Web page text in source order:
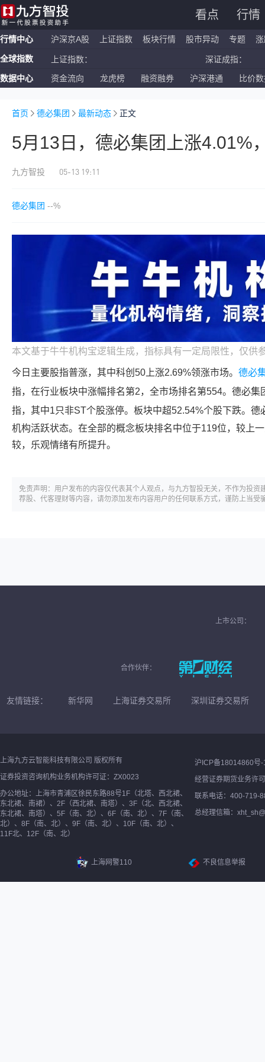
看点 行情
行情中心 沪深京A股 上证指数 板块行情 股市异动 专题
全球指数 上证指数： 深证成指：
恒生指数： 国企指数：
数据中心 资金流向 龙虎榜 融资融券 沪深港通 比价
首页 德必集团 最新动态 正文
5月13日，德必集团上涨4.01%
九方智投 05-13 19:11
德必集团 --%
本文基于牛牛机构宝逻辑生成，指标具有一定局限性，仅供
今日主要股指普涨，其中科创50上涨2.69%领涨市场。 德必
指，在行业板块中涨幅排名第2，全市场排名第554。 德必集
指，其中1只非ST个股涨停。板块中超52.54%个股下跌。 德
机构活跃状态。在全部的概念板块排名中位于119位，较上
较，乐观情绪有所提升。
免责声明：用户发布的内容仅代表其个人观点，与九方智投无关，不作为投
荐股、代客理财等内容，请勿添加发布内容用户的任何联系方式，谨防上当受
上市公司：
合作伙伴：
友情链接： 新华网 上海证券交易所 深圳证券交易所
上海九方云智能科技有限公司 版权所有
证券投资咨询机构业务机构许可证：ZX0023
办公地址：上海市青浦区徐民东路88号1F（北塔、西北裙、
东北裙、南裙）、2F（西北裙、南塔）、3F（北、西北裙、
东北裙、南塔）、5F（南、北）、6F（南、北）、7F（南、
北）、8F（南、北）、9F（南、北）、10F（南、北）、
11F北、12F（南、北）
沪ICP备18014860号-
经营证券期货业务许
联系电话：400-719-
总经理信箱：
上海网警110 不良信息举报